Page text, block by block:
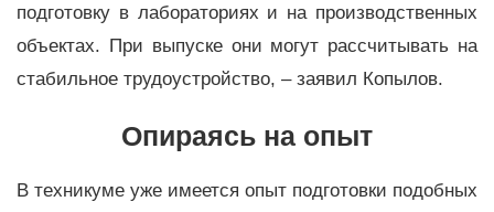
подготовку в лабораториях и на производственных
объектах. При выпуске они могут рассчитывать на
стабильное трудоустройство, – заявил Копылов.
Опираясь на опыт
В техникуме уже имеется опыт подготовки подобных